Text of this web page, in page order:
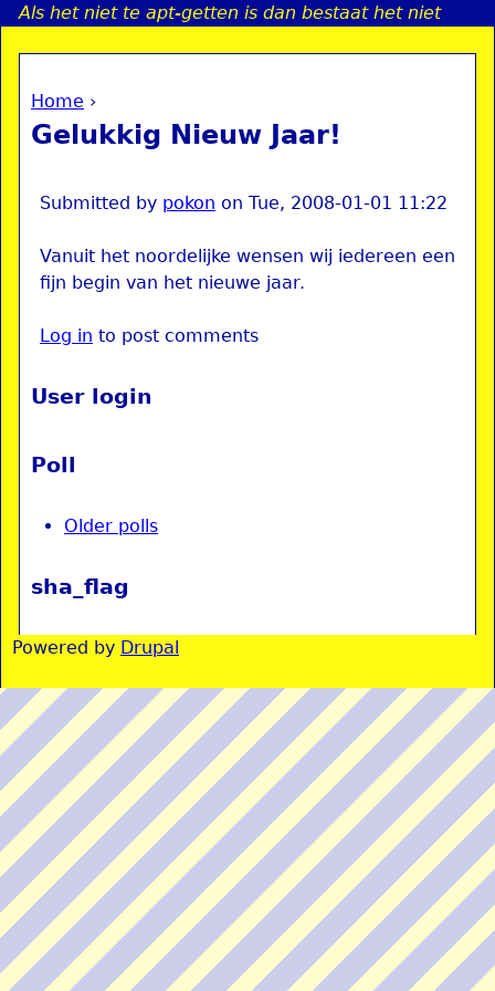
Jump to navigation
Als het niet te apt-getten is dan bestaat het niet
You are here
Home ›
Gelukkig Nieuw Jaar!
Submitted by pokon on Tue, 2008-01-01 11:22
Vanuit het noordelijke wensen wij iedereen een
fijn begin van het nieuwe jaar.
Log in to post comments
User login
Poll
Older polls
sha_flag
Powered by Drupal